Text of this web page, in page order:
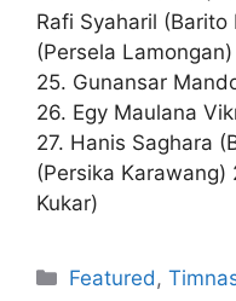
Rafi Syaharil
(Persela
25. Gunansar
26. Egy Maulana
27. Hanis Saghara
(Persika
Kukar)
Featured,